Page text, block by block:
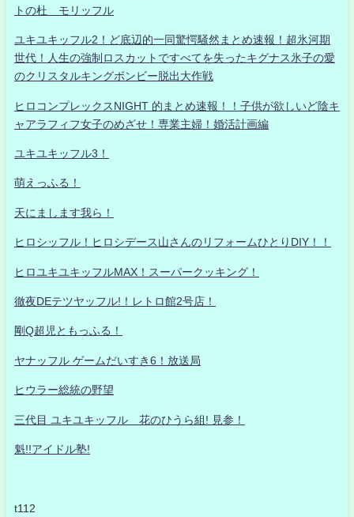
トの杜 モリッフル
ユキユキッフル2！ど底辺的一同驚愕騒然まとめ速報！超氷河期
世代！人生の強制ロスカットですべてを失ったキグナス氷子の愛
のクリスタルキングボンビー脱出大作戦
ヒロコンプレックスNIGHT 的まとめ速報！！子供が欲しいど陰キ
ャアラフィフ女子のめざせ！専業主婦！婚活計画編
ユキユキッフル3！
萌えっふる！
天にまします我ら！
ヒロシッフル！ヒロシデース山さんのリフォームひとりDIY！！
ヒロユキユキッフルMAX！スーパークッキング！
徹夜DEテツヤッフル!！レトロ館2号店！
剛Q超児ともっふる！
ヤナッフル ゲームだいすき6！放送局
ヒウラー総統の野望
三代目 ユキユキッフル 花のひうら組! 見参！
魁!!アイドル塾!
t112